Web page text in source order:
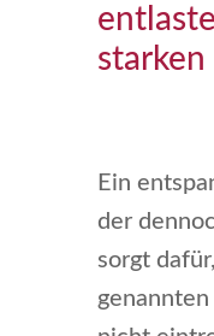
starken
Ein
der
sorgt